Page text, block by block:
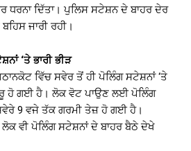
ਧਰਨਾ ਦਿੱਤਾ। ਪੁਲਿਸ ਸਟੇਸ਼ਨ ਦੇ ਬਾਹਰ ਦੇਰ
ਜਾਰੀ ਰਹੀ।
‘ਤੇ ਭਾਰੀ ਭੀੜ
ਵਿੱਚ ਸਵੇਰ ਤੋਂ ਹੀ ਪੋਲਿੰਗ ਸਟੇਸ਼ਨਾਂ ‘ਤੇ
ਹੋ ਗਈ ਹੈ। ਲੋਕ ਵੋਟ ਪਾਉਣ ਲਈ ਪੋਲਿੰਗ
9 ਵਜੇ ਤੱਕ ਗਰਮੀ ਤੇਜ਼ ਹੋ ਗਈ ਹੈ।
ਵੀ ਪੋਲਿੰਗ ਸਟੇਸ਼ਨਾਂ ਦੇ ਬਾਹਰ ਬੈਠੇ ਦੇਖੇ